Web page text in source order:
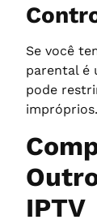
Se você
parental é
pode
impróprios.
IPTV